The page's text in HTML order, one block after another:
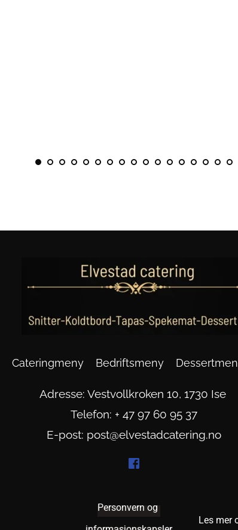
Cateringmeny Bedriftsmeny
Adresse: Vestvollkroken 10, 1730 Ise
Telefon: + 47 97 60 95 37
E-post: post@elvestadcatering.no
Personvern og
Les mer